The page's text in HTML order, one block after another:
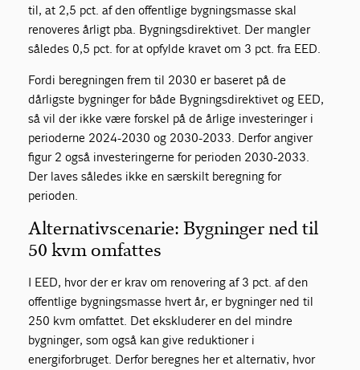
til, at 2,5 pct. af den offentlige bygningsmasse skal
renoveres årligt pba. Bygningsdirektivet. Der mangler
således 0,5 pct. for at opfylde kravet om 3 pct. fra EED.
Fordi beregningen frem til 2030 er baseret på de
dårligste bygninger for både Bygningsdirektivet og EED,
så vil der ikke være forskel på de årlige investeringer i
perioderne 2024-2030 og 2030-2033. Derfor angiver
figur 2 også investeringerne for perioden 2030-2033.
Der laves således ikke en særskilt beregning for
perioden.
Alternativscenarie: Bygninger ned til
50 kvm omfattes
I EED, hvor der er krav om renovering af 3 pct. af den
offentlige bygningsmasse hvert år, er bygninger ned til
250 kvm omfattet. Det ekskluderer en del mindre
bygninger, som også kan give reduktioner i
energiforbruget. Derfor beregnes her et alternativ, hvor